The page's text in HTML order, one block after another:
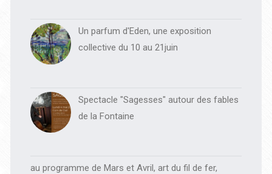
Un parfum d'Eden, une exposition
collective du 10 au 21juin
Spectacle "Sagesses" autour des fables
de la Fontaine
au programme de Mars et Avril, art du fil de fer,